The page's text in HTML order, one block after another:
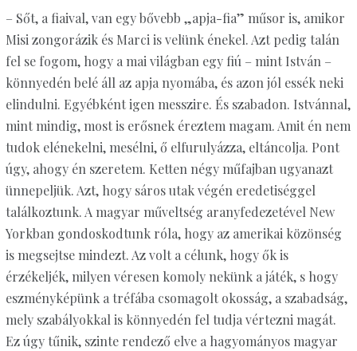
– Sőt, a fiaival, van egy bővebb „apja-fia” műsor is, amikor
Misi zongorázik és Marci is velünk énekel. Azt pedig talán
fel se fogom, hogy a mai világban egy fiú – mint István –
könnyedén belé áll az apja nyomába, és azon jól essék neki
elindulni. Egyébként igen messzire. És szabadon. Istvánnal,
mint mindig, most is erősnek éreztem magam. Amit én nem
tudok elénekelni, mesélni, ő elfurulyázza, eltáncolja. Pont
úgy, ahogy én szeretem. Ketten négy műfajban ugyanazt
ünnepeljük. Azt, hogy sáros utak végén eredetiséggel
találkoztunk. A magyar műveltség aranyfedezetével New
Yorkban gondoskodtunk róla, hogy az amerikai közönség
is megsejtse mindezt. Az volt a célunk, hogy ők is
érzékeljék, milyen véresen komoly nekünk a játék, s hogy
eszményképünk a tréfába csomagolt okosság, a szabadság,
mely szabályokkal is könnyedén fel tudja vértezni magát.
Ez úgy tűnik, szinte rendező elve a hagyományos magyar